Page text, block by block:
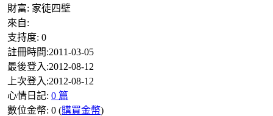
財富: 家徒四壁
來自:
支持度: 0
註冊時間:2011-03-05
最後登入:2012-08-12
上次登入:2012-08-12
心情日記: 0 篇
數位金幣: 0 (購買金幣)